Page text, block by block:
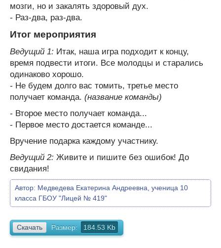
мозги, но и закалять здоровый дух.
- Раз-два, раз-два.
Итог мероприятия
Ведущий 1: Итак, наша игра подходит к концу,
время подвести итоги. Все молодцы и старались
одинаково хорошо.
- Не будем долго вас томить, третье место
получает команда. (название команды)
- Второе место получает команда...
- Первое место достается команде...
Вручение подарка каждому участнику.
Ведущий 2: Живите и пишите без ошибок! До
свидания!
Автор: Медведева Екатерина Андреевна, ученица 10
класса ГБОУ "Лицей № 419"
Скачать Размер: 184.53 Kb